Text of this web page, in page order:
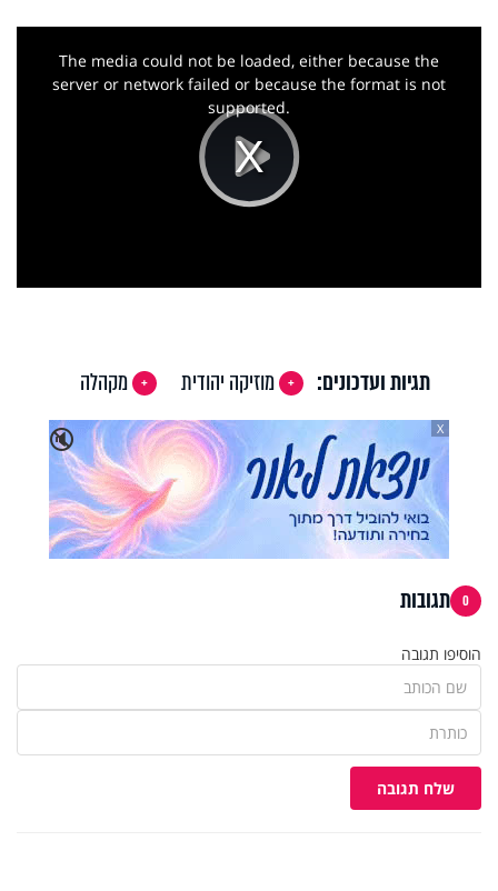
Play
This
The media could not be loaded, either because the
server or network failed or because the format is not
supported.
תגיות ועדכונים: מוזיקה יהודית
מקהלה
🔇
X
0 תגובות
הוסיפו תגובה
שלח תגובה